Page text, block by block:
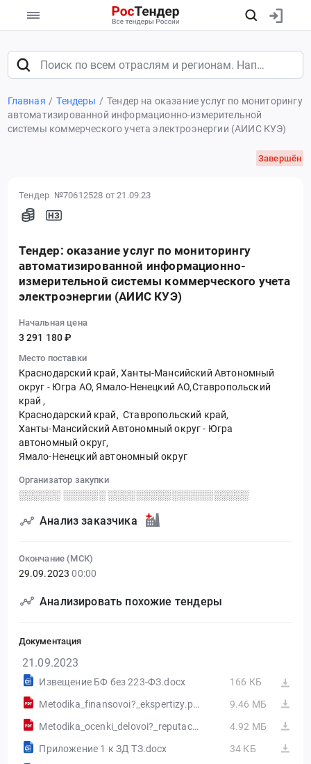
Главная Тендеры
Тендер на оказание услуг по мониторингу
автоматизированной информационно-измерительной
системы коммерческого учета электроэнергии (АИИС КУЭ)
Завершён
Тендер №70612528 от 21.09.23
Тендер: оказание услуг по мониторингу
автоматизированной информационно-
измерительной системы коммерческого учета
электроэнергии (АИИС КУЭ)
Начальная цена
3 291 180 ₽
Место поставки
Краснодарский край, Ханты-Мансийский Автономный
округ - Югра АО, Ямало-Ненецкий АО,Ставропольский
край ,
Краснодарский край, Ставропольский край,
Ханты-Мансийский Автономный округ - Югра
автономный округ,
Ямало-Ненецкий автономный округ
Организатор закупки
░░░░░░ ░░░░░░ ░░░░░░░░░░░░░░░░░░░░
Анализ заказчика
Окончание (МСК)
29.09.2023 00:00
Анализировать похожие тендеры
Документация
21.09.2023
Извещение БФ без 223-ФЗ.docx
166 КБ
Metodika_finansovoi?_ekspertizy.pdf
9.46 МБ
Metodika_ocenki_delovoi?_reputacii.pdf
4.92 МБ
Приложение 1 к ЗД ТЗ.docx
34 КБ